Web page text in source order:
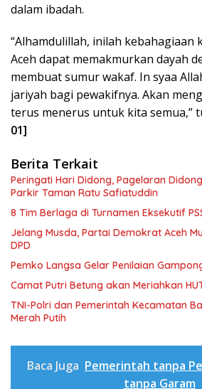
dalam ibadah.
“Alhamdulillah, inilah kebahagiaan
Aceh dapat memakmurkan dayah
membuat sumur wakaf. In syaa
jariyah bagi pewakifnya. Akan
terus menerus untuk kita semua,”
01]
Berita Terkait
Peringati Hari Didong, Pagelaran
Parkir Taman Ratu Safiatuddin
8 Tim Berlaga di Turnamen Eksekutif
Jelang Musda, Partai Demokrat Aceh
DPD
Pemko Langsa Gelar Penilaian
Camat Putri Betung akan Meriahkan
TNI-Polri dan Pemerintah Kecamatan
Merah Putih
Baca Juga Pemerintah tanpa
tanpa Garam